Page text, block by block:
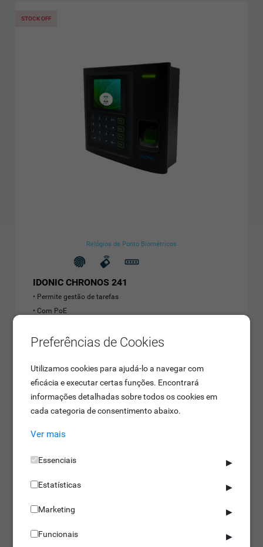
STOCK OFF
Relógios de Ponto Biométricos
IDONIC CHRONOS 241
Permite gestão de tarefas
Com PoE
Preferências de Cookies
Utilizamos cookies para ajudá-lo a navegar com
eficácia e executar certas funções. Encontrará
informações detalhadas sobre todos os cookies em
cada categoria de consentimento abaixo.
Ver mais
Essenciais ▶
Estatísticas ▶
Marketing ▶
Funcionais ▶